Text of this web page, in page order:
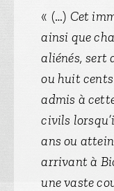
« (…) Cet
ainsi que
aliénés, sert
ou huit
admis à
civils
ans ou
arrivant à
une vaste